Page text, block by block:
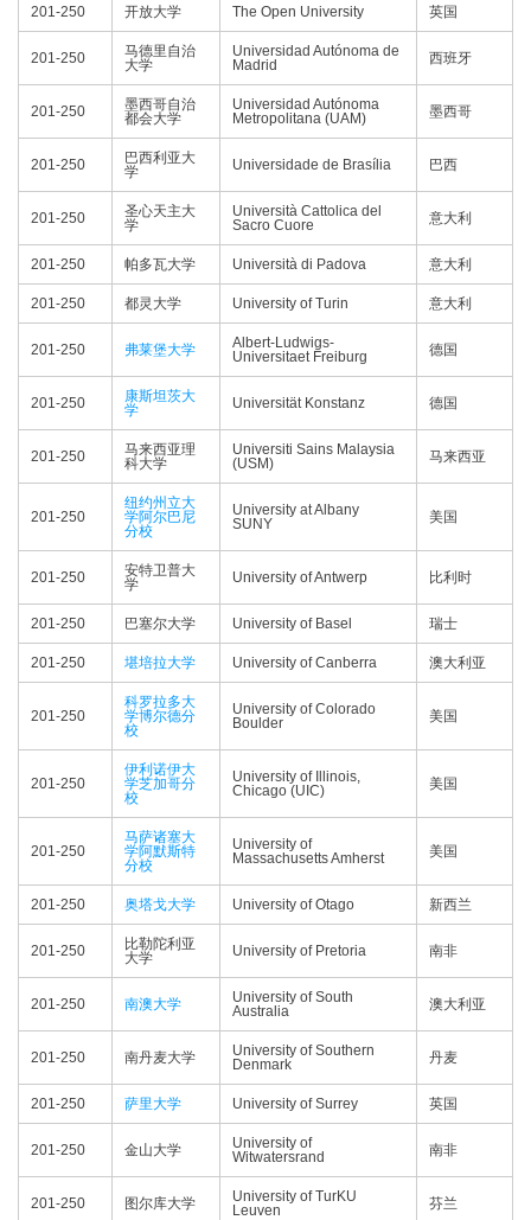
201-250 开放大学 The Open University 英国
201-250
马德里自治
大学
Universidad Autónoma de
Madrid
西班牙
201-250
墨西哥自治
都会大学
Universidad Autónoma
Metropolitana (UAM)
墨西哥
201-250
巴西利亚大
学
Universidade de Brasília 巴西
201-250
圣心天主大
学
Università Cattolica del
Sacro Cuore
意大利
201-250 帕多瓦大学 Università di Padova 意大利
201-250 都灵大学 University of Turin 意大利
201-250 弗莱堡大学
Albert-Ludwigs-
Universitaet Freiburg
德国
201-250
康斯坦茨大
学
Universität Konstanz 德国
201-250
马来西亚理
科大学
Universiti Sains Malaysia
(USM)
马来西亚
201-250
纽约州立大
学阿尔巴尼
分校
University at Albany
SUNY
美国
201-250
安特卫普大
学
University of Antwerp 比利时
201-250 巴塞尔大学 University of Basel 瑞士
201-250 堪培拉大学 University of Canberra 澳大利亚
201-250
科罗拉多大
学博尔德分
校
University of Colorado
Boulder
美国
201-250
伊利诺伊大
学芝加哥分
校
University of Illinois,
Chicago (UIC)
美国
201-250
马萨诸塞大
学阿默斯特
分校
University of
Massachusetts Amherst
美国
201-250 奥塔戈大学 University of Otago 新西兰
201-250
比勒陀利亚
大学
University of Pretoria 南非
201-250 南澳大学
University of South
Australia
澳大利亚
201-250 南丹麦大学
University of Southern
Denmark
丹麦
201-250 萨里大学 University of Surrey 英国
201-250 金山大学
University of
Witwatersrand
南非
201-250 图尔库大学
University of TurKU
Leuven
芬兰